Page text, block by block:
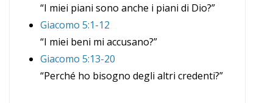
“I miei piani sono anche i piani di Dio?”
Giacomo 5:1-12
“I miei beni mi accusano?”
Giacomo 5:13-20
“Perché ho bisogno degli altri credenti?”